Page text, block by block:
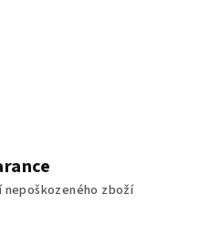
nepoškozeného zboží